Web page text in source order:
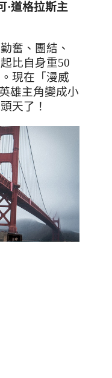
·道格拉斯主
奮、團結、
比自身重50
。現在「漫威
雄主角變成小
天了！